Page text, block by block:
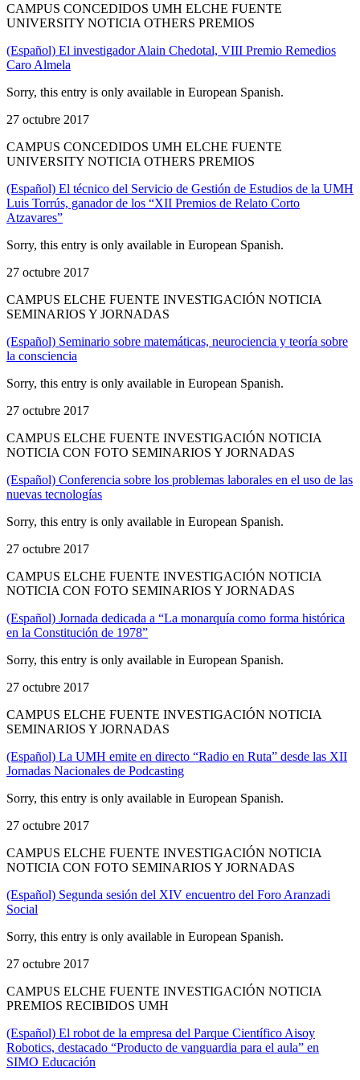
CAMPUS CONCEDIDOS UMH ELCHE FUENTE
UNIVERSITY NOTICIA OTHERS PREMIOS
(Español) El investigador Alain Chedotal, VIII Premio Remedios
Caro Almela
Sorry, this entry is only available in European Spanish.
27 octubre 2017
CAMPUS CONCEDIDOS UMH ELCHE FUENTE
UNIVERSITY NOTICIA OTHERS PREMIOS
(Español) El técnico del Servicio de Gestión de Estudios de la UMH
Luis Torrús, ganador de los “XII Premios de Relato Corto
Atzavares”
Sorry, this entry is only available in European Spanish.
27 octubre 2017
CAMPUS ELCHE FUENTE INVESTIGACIÓN NOTICIA
SEMINARIOS Y JORNADAS
(Español) Seminario sobre matemáticas, neurociencia y teoría sobre
la consciencia
Sorry, this entry is only available in European Spanish.
27 octubre 2017
CAMPUS ELCHE FUENTE INVESTIGACIÓN NOTICIA
NOTICIA CON FOTO SEMINARIOS Y JORNADAS
(Español) Conferencia sobre los problemas laborales en el uso de las
nuevas tecnologías
Sorry, this entry is only available in European Spanish.
27 octubre 2017
CAMPUS ELCHE FUENTE INVESTIGACIÓN NOTICIA
NOTICIA CON FOTO SEMINARIOS Y JORNADAS
(Español) Jornada dedicada a “La monarquía como forma histórica
en la Constitución de 1978”
Sorry, this entry is only available in European Spanish.
27 octubre 2017
CAMPUS ELCHE FUENTE INVESTIGACIÓN NOTICIA
SEMINARIOS Y JORNADAS
(Español) La UMH emite en directo “Radio en Ruta” desde las XII
Jornadas Nacionales de Podcasting
Sorry, this entry is only available in European Spanish.
27 octubre 2017
CAMPUS ELCHE FUENTE INVESTIGACIÓN NOTICIA
NOTICIA CON FOTO SEMINARIOS Y JORNADAS
(Español) Segunda sesión del XIV encuentro del Foro Aranzadi
Social
Sorry, this entry is only available in European Spanish.
27 octubre 2017
CAMPUS ELCHE FUENTE INVESTIGACIÓN NOTICIA
PREMIOS RECIBIDOS UMH
(Español) El robot de la empresa del Parque Científico Aisoy
Robotics, destacado “Producto de vanguardia para el aula” en
SIMO Educación